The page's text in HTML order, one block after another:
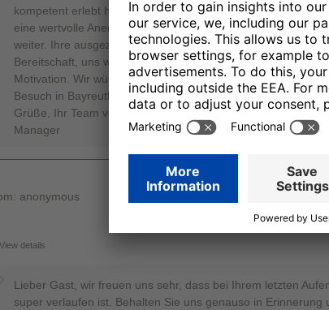
kompetent erlebt haben, freut uns sehr und ist für unsere
eine wertvolle Anerkennung. Gerne geben wir dieses Lob an
weiter. Ihre ausgezeichnete Bewertung in allen Bereichen
Bereitschaft, uns weiterzuempfehlen, sind für uns eine
Motivation. Wir würden uns sehr freuen, Sie auch bei Ihrem
Besuch in Bayreuth wieder willkommen heißen zu dürfen.
Grüße, Ihr Team von den H-Hotels, Nicole Krötz - Online
Manager
anonymous
details
Lieber Gast, wir freuen uns sehr, dass bei Ihrem letzten
super verlaufen ist. Behalten Sie uns genauso in Erinnerung